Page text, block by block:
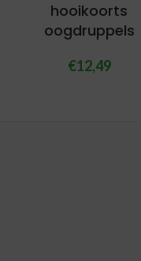
hooikoorts
oogdruppels
€12,49